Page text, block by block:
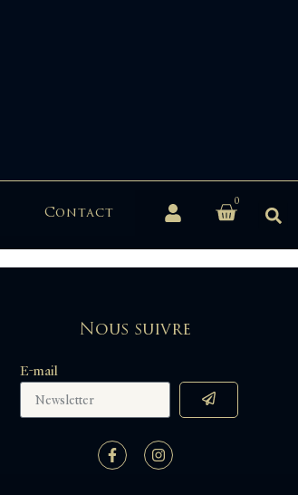
Contact
0
Nous suivre
E-mail